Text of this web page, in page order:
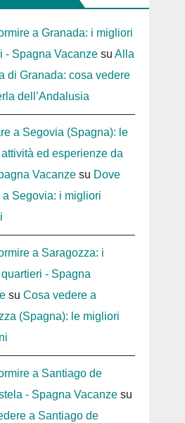
a Granada: i migliori
- Spagna Vacanzesu Alla
di Granada: cosa vedere
dell’Andalusia
a Segovia (Spagna): le
ed esperienze da
Vacanzesu Dove
a Segovia: i migliori
a Saragozza: i
- Spagna
su Cosa vedere a
(Spagna): le migliori
a Santiago de
- Spagna Vacanzesu
a Santiago de